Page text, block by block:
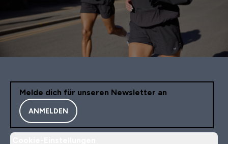
Melde dich für unseren Newsletter an
ANMELDEN